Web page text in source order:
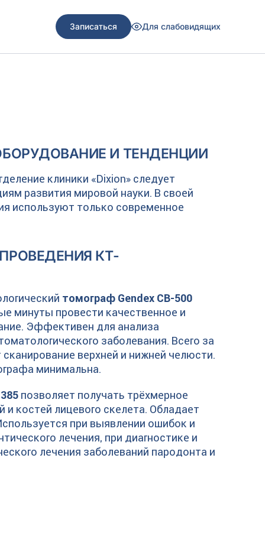
Записаться Для слабовидящих
И ТЕНДЕНЦИИ
клиники «Dixion» следует
развития мировой науки. В своей
используют только современное
КТ-
томограф Gendex CB-500
минуты провести качественное и
Эффективен для анализа
заболевания. Всего за
верхней и нижней челюсти.
минимальна.
позволяет получать трёхмерное
костей лицевого скелета. Обладает
при выявлении ошибок и
лечения, при диагностике и
лечения заболеваний пародонта и